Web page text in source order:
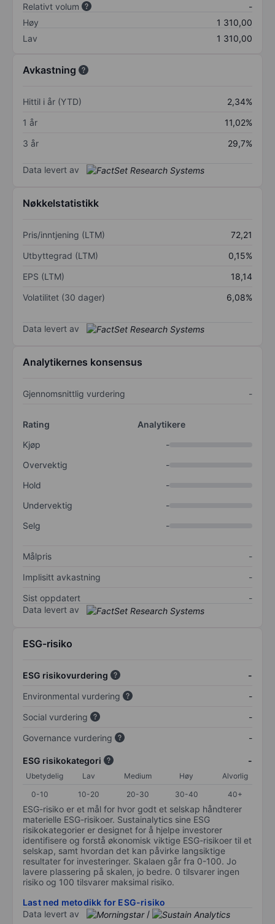
Relativt volum
-
Høy
1 310,00
Lav
1 310,00
Avkastning
Hittil i år (YTD)
2,34%
1 år
11,02%
3 år
29,7%
Data levert av
Nøkkelstatistikk
Pris/inntjening (LTM)
72,21
Utbyttegrad (LTM)
0,15%
EPS (LTM)
18,14
Volatilitet (30 dager)
6,08%
Data levert av
Analytikernes konsensus
Gjennomsnittlig vurdering -
Rating
Analytikere
Kjøp
-
Overvektig
-
Hold
-
Undervektig
-
Selg
-
Målpris
-
Implisitt avkastning
-
Sist oppdatert
-
Data levert av
ESG-risiko
ESG risikovurdering
-
Environmental vurdering
-
Social vurdering
-
Governance vurdering
-
ESG risikokategori -
Ubetydelig Lav Medium Høy
Alvorlig
0-10
10-20 20-30 30-40 40+
ESG-risiko er et mål for hvor godt et selskap håndterer
materielle ESG-risikoer. Sustainalytics sine ESG
risikokategorier er designet for å hjelpe investorer
identifisere og forstå økonomisk viktige ESG-risikoer til et
selskap, samt hvordan det kan påvirke langsiktige
resultater for investeringer. Skalaen går fra 0-100. Jo
lavere plassering på skalen, jo bedre. 0 tilsvarer ingen
risiko og 100 tilsvarer maksimal risiko.
Last ned metodikk for ESG-risiko
Data levert av
/